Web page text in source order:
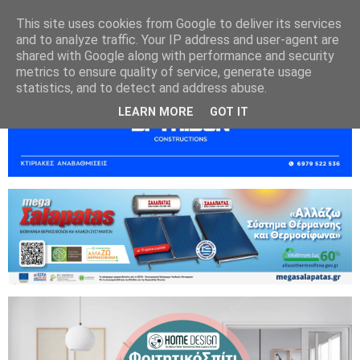
This site uses cookies from Google to deliver its services
and to analyze traffic. Your IP address and user-agent are
shared with Google along with performance and security
metrics to ensure quality of service, generate usage
statistics, and to detect and address abuse.
LEARN MORE GOT IT